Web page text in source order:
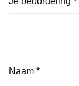
Naam *